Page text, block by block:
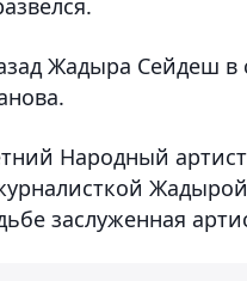
Жадыра Сейдеш
Народный
заслуженная